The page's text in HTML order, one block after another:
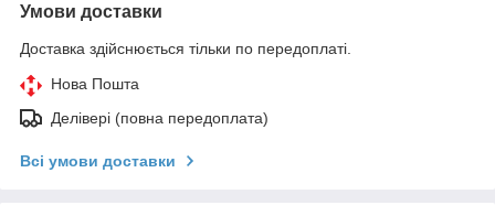
Умови доставки
Доставка здійснюється тільки по передоплаті.
Нова Пошта
Делівері (повна передоплата)
Всі умови доставки